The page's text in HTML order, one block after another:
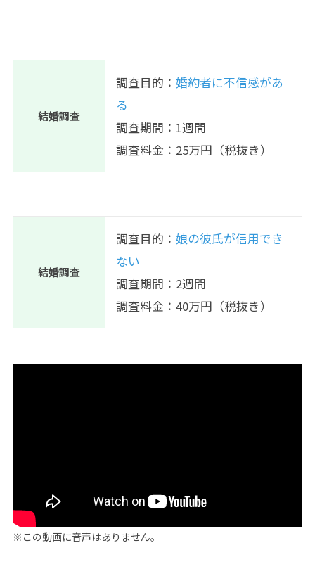
結婚調査
調査目的： 婚約者に不信感があ
る
調査期間：1週間
調査料金：25万円（税抜き）
結婚調査
調査目的： 娘の彼氏が信用でき
ない
調査期間：2週間
調査料金：40万円（税抜き）
※この動画に音声はありません。